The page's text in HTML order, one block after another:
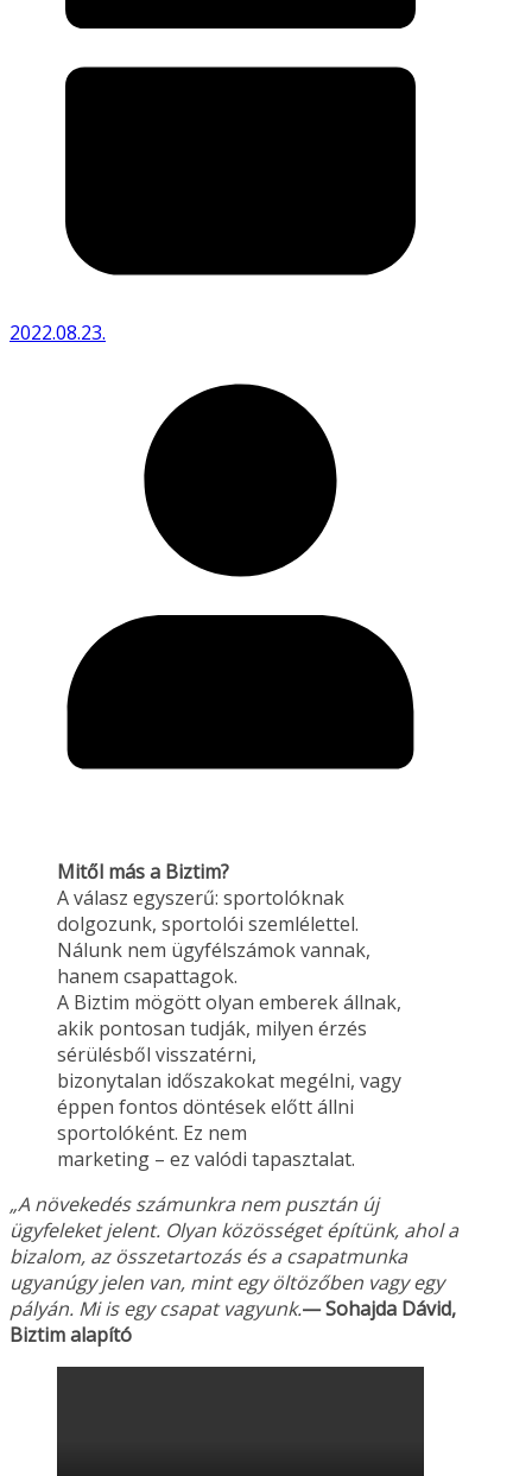
2022.08.23.
Mitől más a Biztim?
A válasz egyszerű: sportolóknak
dolgozunk, sportolói szemlélettel.
Nálunk nem ügyfélszámok vannak,
hanem csapattagok.
A Biztim mögött olyan emberek állnak,
akik pontosan tudják, milyen érzés
sérülésből visszatérni,
bizonytalan időszakokat megélni, vagy
éppen fontos döntések előtt állni
sportolóként. Ez nem
marketing – ez valódi tapasztalat.
„A növekedés számunkra nem pusztán új
ügyfeleket jelent. Olyan közösséget építünk, ahol a
bizalom, az összetartozás és a csapatmunka
ugyanúgy jelen van, mint egy öltözőben vagy egy
pályán. Mi is egy csapat vagyunk.— Sohajda Dávid,
Biztim alapító